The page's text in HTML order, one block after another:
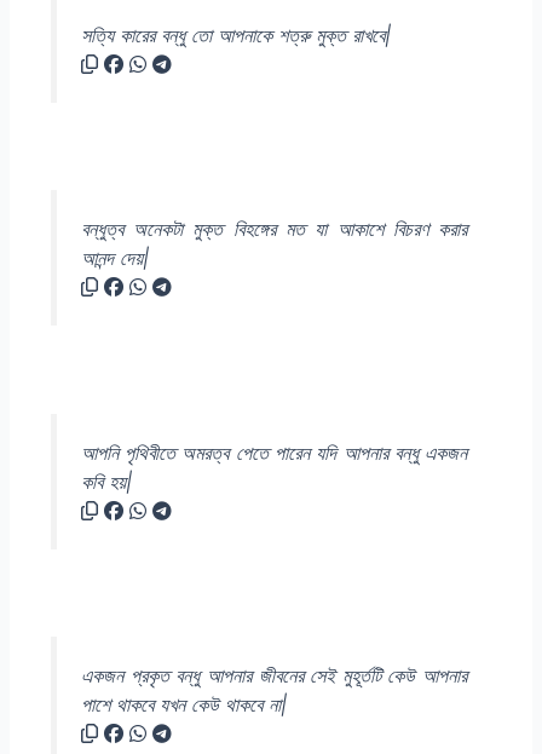
সত্যি কারের বন্ধু তো আপনাকে শত্রু মুক্ত রাখবে|
বন্ধুত্ব অনেকটা মুক্ত বিহঙ্গের মত যা আকাশে বিচরণ করার
আনন্দ দেয়|
আপনি পৃথিবীতে অমরত্ব পেতে পারেন যদি আপনার বন্ধু একজন
কবি হয়|
একজন প্রকৃত বন্ধু আপনার জীবনের সেই মুহূর্তটি কেউ আপনার
পাশে থাকবে যখন কেউ থাকবে না|